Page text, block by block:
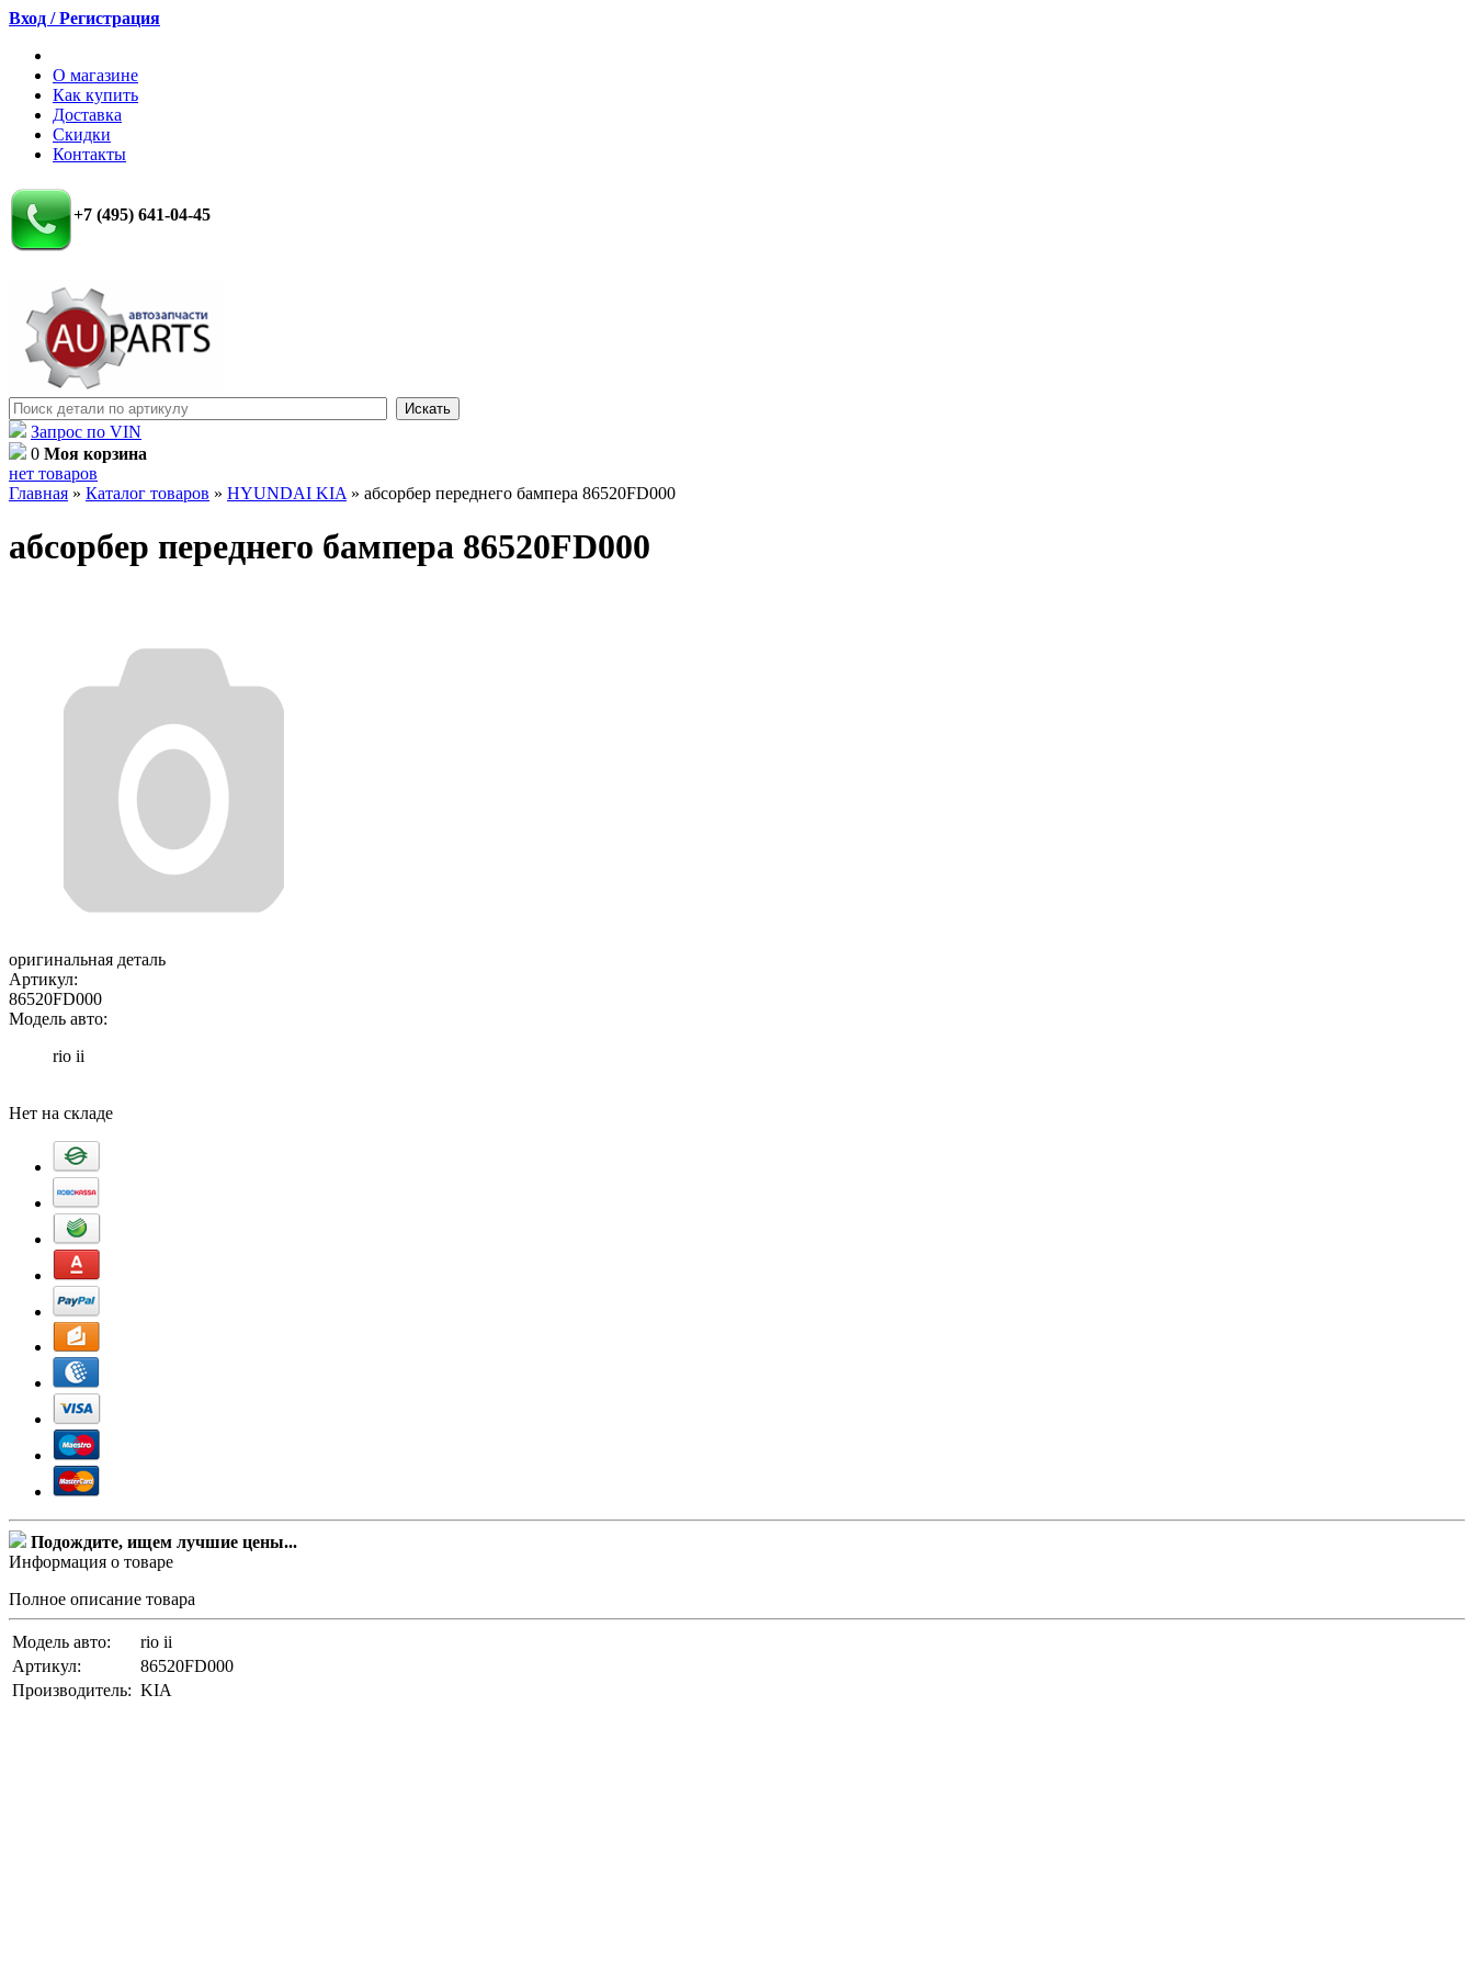
Вход / Регистрация
О магазине
Как купить
Доставка
Скидки
Контакты
+7 (495) 641-04-45
Запрос по VIN
0 Моя корзина
нет товаров
Главная » Каталог товаров » HYUNDAI KIA » абсорбер переднего бампера 86520FD000
абсорбер переднего бампера 86520FD000
оригинальная деталь
Артикул:
86520FD000
Модель авто:
rio ii
Нет на складе
Подождите, ищем лучшие цены...
Информация о товаре
Полное описание товара
Модель авто:
rio ii
Артикул:
86520FD000
Производитель: KIA